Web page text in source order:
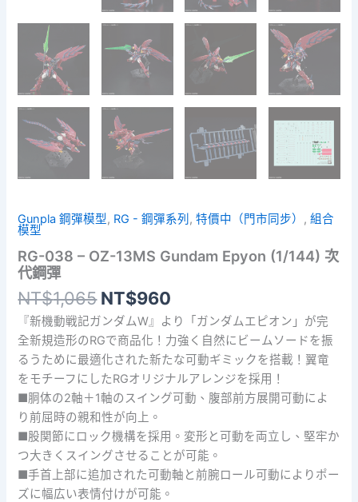
Gunpla 鋼彈模型, RG - 鋼彈系列 ,特價中（門市同步） ,組合
模型
RG-038 – OZ-13MS Gundam Epyon (1/144) 次
代鋼彈
NT$1,065 原
始
價
格：
NT$1,065。
NT$960
前
價
格：
NT$960。
『新機動戦記ガンダムW』より「ガンダムエピオン」が完
全新規造形のRGで商品化！力強く自然にビームソードを振
るうために最適化された新たな可動ギミックを搭載！翼竜
をモチーフにしたRGオリジナルアレンジを採用！
■胴体の2軸＋1軸のスイング可動、腹部前方展開可動によ
り前屈時の親和性が向上。
■股関節にロック機構を採用。変形と可動を両立し、堅牢か
つ大きくスイングさせることが可能。
■手首上部に追加された可動軸と前腕ロール可動によりポー
ズに幅広い表情付けが可能。